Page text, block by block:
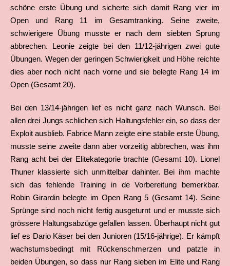
schöne erste Übung und sicherte sich damit Rang vier im
Open und Rang 11 im Gesamtranking. Seine zweite,
schwierigere Übung musste er nach dem siebten Sprung
abbrechen. Leonie zeigte bei den 11/12-jährigen zwei gute
Übungen. Wegen der geringen Schwierigkeit und Höhe reichte
dies aber noch nicht nach vorne und sie belegte Rang 14 im
Open (Gesamt 20).
Bei den 13/14-jährigen lief es nicht ganz nach Wunsch. Bei
allen drei Jungs schlichen sich Haltungsfehler ein, so dass der
Exploit ausblieb. Fabrice Mann zeigte eine stabile erste Übung,
musste seine zweite dann aber vorzeitig abbrechen, was ihm
Rang acht bei der Elitekategorie brachte (Gesamt 10). Lionel
Thuner klassierte sich unmittelbar dahinter. Bei ihm machte
sich das fehlende Training in de Vorbereitung bemerkbar.
Robin Girardin belegte im Open Rang 5 (Gesamt 14). Seine
Sprünge sind noch nicht fertig ausgeturnt und er musste sich
grössere Haltungsabzüge gefallen lassen. Überhaupt nicht gut
lief es Dario Käser bei den Junioren (15/16-jährige). Er kämpft
wachstumsbedingt mit Rückenschmerzen und patzte in
beiden Übungen, so dass nur Rang sieben im Elite und Rang